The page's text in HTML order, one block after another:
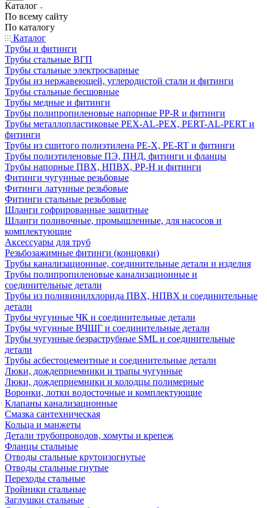
Каталог
По всему сайту
По каталогу
Каталог
Трубы и фитинги
Трубы стальные ВГП
Трубы стальные электросварные
Трубы из нержавеющей, углеродистой стали и фитинги
Трубы стальные бесшовные
Трубы медные и фитинги
Трубы полипропиленовые напорные PP-R и фитинги
Трубы металлопластиковые PEX-AL-PEX, PERT-AL-PERT и
фитинги
Трубы из сшитого полиэтилена PE-X, PE-RT и фитинги
Трубы полиэтиленовые ПЭ, ПНД, фитинги и фланцы
Трубы напорные ПВХ, НПВХ, PP-H и фитинги
Фитинги чугунные резьбовые
Фитинги латунные резьбовые
Фитинги стальные резьбовые
Шланги гофрированные защитные
Шланги поливочные, промышленные, для насосов и
комплектующие
Аксессуары для труб
Резьбозажимные фитинги (концовки)
Трубы канализационные, соединительные детали и изделия
Трубы полипропиленовые канализационные и
соединительные детали
Трубы из поливинилхлорида ПВХ, НПВХ и соединительные
детали
Трубы чугунные ЧК и соединительные детали
Трубы чугунные ВЧШГ и соединительные детали
Трубы чугунные безраструбные SML и соединительные
детали
Трубы асбестоцементные и соединительные детали
Люки, дождеприемники и трапы чугунные
Люки, дождеприемники и колодцы полимерные
Воронки, лотки водосточные и комплектующие
Клапаны канализационные
Смазка сантехническая
Кольца и манжеты
Детали трубопроводов, хомуты и крепеж
Фланцы стальные
Отводы стальные крутоизогнутые
Отводы стальные гнутые
Переходы стальные
Тройники стальные
Заглушки стальные